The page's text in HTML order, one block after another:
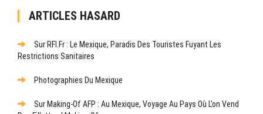
ARTICLES HASARD
Sur RFI.fr : Le Mexique, Paradis Des Touristes Fuyant Les
Restrictions Sanitaires
Photographies Du Mexique
Sur Making-Of AFP : Au Mexique, Voyage Au Pays Où L’on Vend